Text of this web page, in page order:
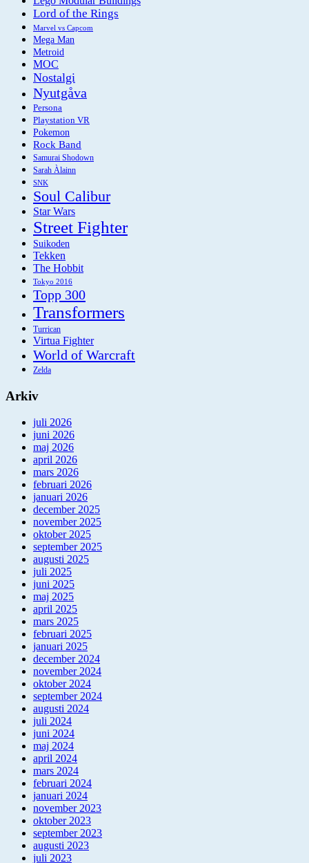
Lord of the Rings
Marvel vs Capcom
Mega Man
Metroid
MOC
Nostalgi
Nyutgåva
Persona
Playstation VR
Pokemon
Rock Band
Samurai Shodown
Sarah Àlainn
SNK
Soul Calibur
Star Wars
Street Fighter
Suikoden
Tekken
The Hobbit
Tokyo 2016
Topp 300
Transformers
Turrican
Virtua Fighter
World of Warcraft
Zelda
Arkiv
juli 2026
juni 2026
maj 2026
april 2026
mars 2026
februari 2026
januari 2026
december 2025
november 2025
oktober 2025
september 2025
augusti 2025
juli 2025
juni 2025
maj 2025
april 2025
mars 2025
februari 2025
januari 2025
december 2024
november 2024
oktober 2024
september 2024
augusti 2024
juli 2024
juni 2024
maj 2024
april 2024
mars 2024
februari 2024
januari 2024
november 2023
oktober 2023
september 2023
augusti 2023
juli 2023